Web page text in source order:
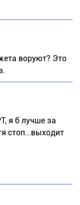
воруют? Это
я б лучше за
стоп...выходит